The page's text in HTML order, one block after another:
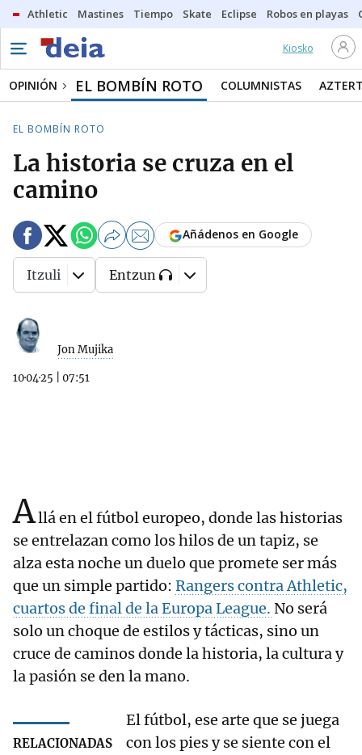
Athletic Mastines Tiempo Skate Eclipse Robos en playas
Kiosko
OPINIÓN EL BOMBÍN ROTO COLUMNISTAS
EL BOMBÍN ROTO
La historia se cruza en el
camino
Jon Mujika
10·04·25 07:51
Añádenos en Google
Itzuli Entzun
Allá en el fútbol europeo, donde las historias
se entrelazan como los hilos de un tapiz, se
alza esta noche un duelo que promete ser más
que un simple partido: Rangers contra Athletic,
cuartos de final de la Europa League. No será
solo un choque de estilos y tácticas, sino un
cruce de caminos donde la historia, la cultura y
la pasión se den la mano.
RELACIONADAS
El fútbol, ese arte que se juega
con los pies y se siente con el